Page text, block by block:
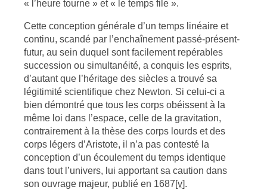
« l’heure tourne » et « le temps file ».
Cette conception générale d’un temps linéaire et
continu, scandé par l’enchaînement passé-présent-
futur, au sein duquel sont facilement repérables
succession ou simultanéité, a conquis les esprits,
d’autant que l’héritage des siècles a trouvé sa
légitimité scientifique chez Newton. Si celui-ci a
bien démontré que tous les corps obéissent à la
même loi dans l’espace, celle de la gravitation,
contrairement à la thèse des corps lourds et des
corps légers d’Aristote, il n’a pas contesté la
conception d’un écoulement du temps identique
dans tout l’univers, lui apportant sa caution dans
son ouvrage majeur, publié en 1687[v].